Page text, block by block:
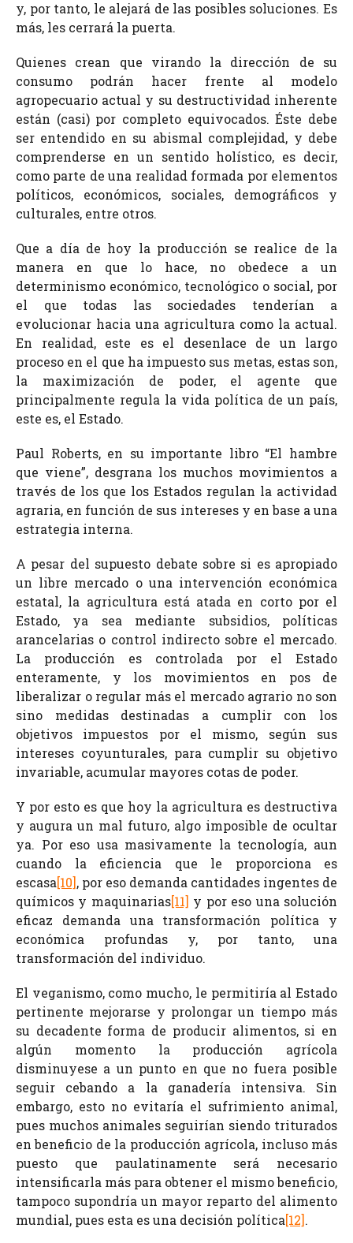
y, por tanto, le alejará de las posibles soluciones. Es
más, les cerrará la puerta.
Quienes crean que virando la dirección de su
consumo podrán hacer frente al modelo
agropecuario actual y su destructividad inherente
están (casi) por completo equivocados. Éste debe
ser entendido en su abismal complejidad, y debe
comprenderse en un sentido holístico, es decir,
como parte de una realidad formada por elementos
políticos, económicos, sociales, demográficos y
culturales, entre otros.
Que a día de hoy la producción se realice de la
manera en que lo hace, no obedece a un
determinismo económico, tecnológico o social, por
el que todas las sociedades tenderían a
evolucionar hacia una agricultura como la actual.
En realidad, este es el desenlace de un largo
proceso en el que ha impuesto sus metas, estas son,
la maximización de poder, el agente que
principalmente regula la vida política de un país,
este es, el Estado.
Paul Roberts, en su importante libro “El hambre
que viene”, desgrana los muchos movimientos a
través de los que los Estados regulan la actividad
agraria, en función de sus intereses y en base a una
estrategia interna.
A pesar del supuesto debate sobre si es apropiado
un libre mercado o una intervención económica
estatal, la agricultura está atada en corto por el
Estado, ya sea mediante subsidios, políticas
arancelarias o control indirecto sobre el mercado.
La producción es controlada por el Estado
enteramente, y los movimientos en pos de
liberalizar o regular más el mercado agrario no son
sino medidas destinadas a cumplir con los
objetivos impuestos por el mismo, según sus
intereses coyunturales, para cumplir su objetivo
invariable, acumular mayores cotas de poder.
Y por esto es que hoy la agricultura es destructiva
y augura un mal futuro, algo imposible de ocultar
ya. Por eso usa masivamente la tecnología, aun
cuando la eficiencia que le proporciona es
escasa[10], por eso demanda cantidades ingentes de
químicos y maquinarias[11] y por eso una solución
eficaz demanda una transformación política y
económica profundas y, por tanto, una
transformación del individuo.
El veganismo, como mucho, le permitiría al Estado
pertinente mejorarse y prolongar un tiempo más
su decadente forma de producir alimentos, si en
algún momento la producción agrícola
disminuyese a un punto en que no fuera posible
seguir cebando a la ganadería intensiva. Sin
embargo, esto no evitaría el sufrimiento animal,
pues muchos animales seguirían siendo triturados
en beneficio de la producción agrícola, incluso más
puesto que paulatinamente será necesario
intensificarla más para obtener el mismo beneficio,
tampoco supondría un mayor reparto del alimento
mundial, pues esta es una decisión política[12].